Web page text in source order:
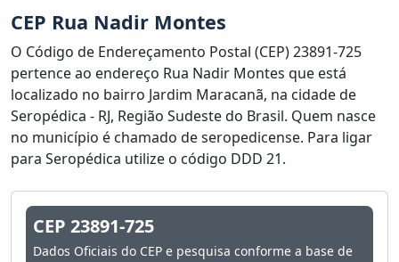
CEP Rua Nadir Montes
O Código de Endereçamento Postal (CEP) 23891-725
pertence ao endereço Rua Nadir Montes que está
localizado no bairro Jardim Maracanã, na cidade de
Seropédica - RJ, Região Sudeste do Brasil. Quem nasce
no município é chamado de seropedicense. Para ligar
para Seropédica utilize o código DDD 21.
CEP 23891-725
Dados Oficiais do CEP e pesquisa conforme a base de